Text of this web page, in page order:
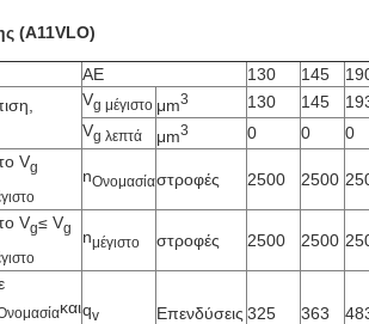
(A11VLO)
ΑΕ 130 145
Vg μέγιστο μm3 130 145
Vg λεπτά μm3 0 0 0
Vg
nΟνομασίαστροφές 2500 2500
Vg≤ Vg
nμέγιστο στροφές 2500 2500
καιqv Επενδύσεις 325 363